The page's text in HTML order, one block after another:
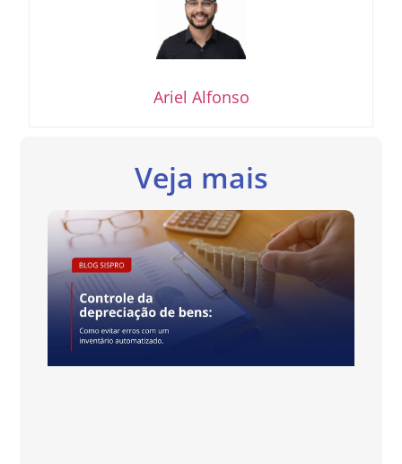
Ariel Alfonso
Veja mais